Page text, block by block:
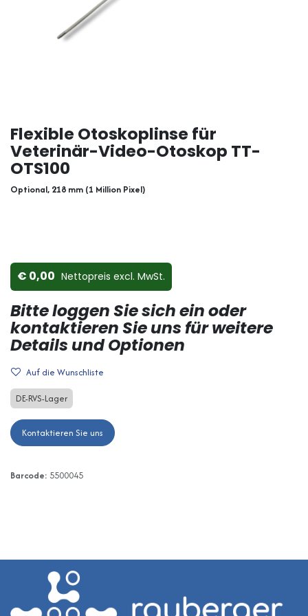
Flexible Otoskoplinse für
Veterinär-Video-Otoskop TT-
OTS100
Optional, 218 mm (1 Million Pixel)
0,00 Nettopreis ex​cl. MwSt.
Bitte loggen Sie sich ein oder
kontaktieren Sie uns für weitere
Details und Optionen
Auf die Wunschliste
DE-RVS-Lager
Kontaktieren Sie uns
Barcode: 5500045